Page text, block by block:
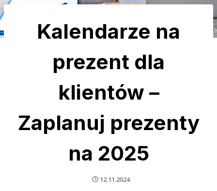
Kalendarze na
prezent dla
klientów –
Zaplanuj prezenty
na 2025
12.11.2024